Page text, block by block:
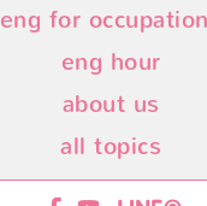
eng for
eng hour
about us
all topics